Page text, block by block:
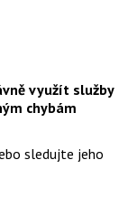
využít služby
chybám
sledujte jeho